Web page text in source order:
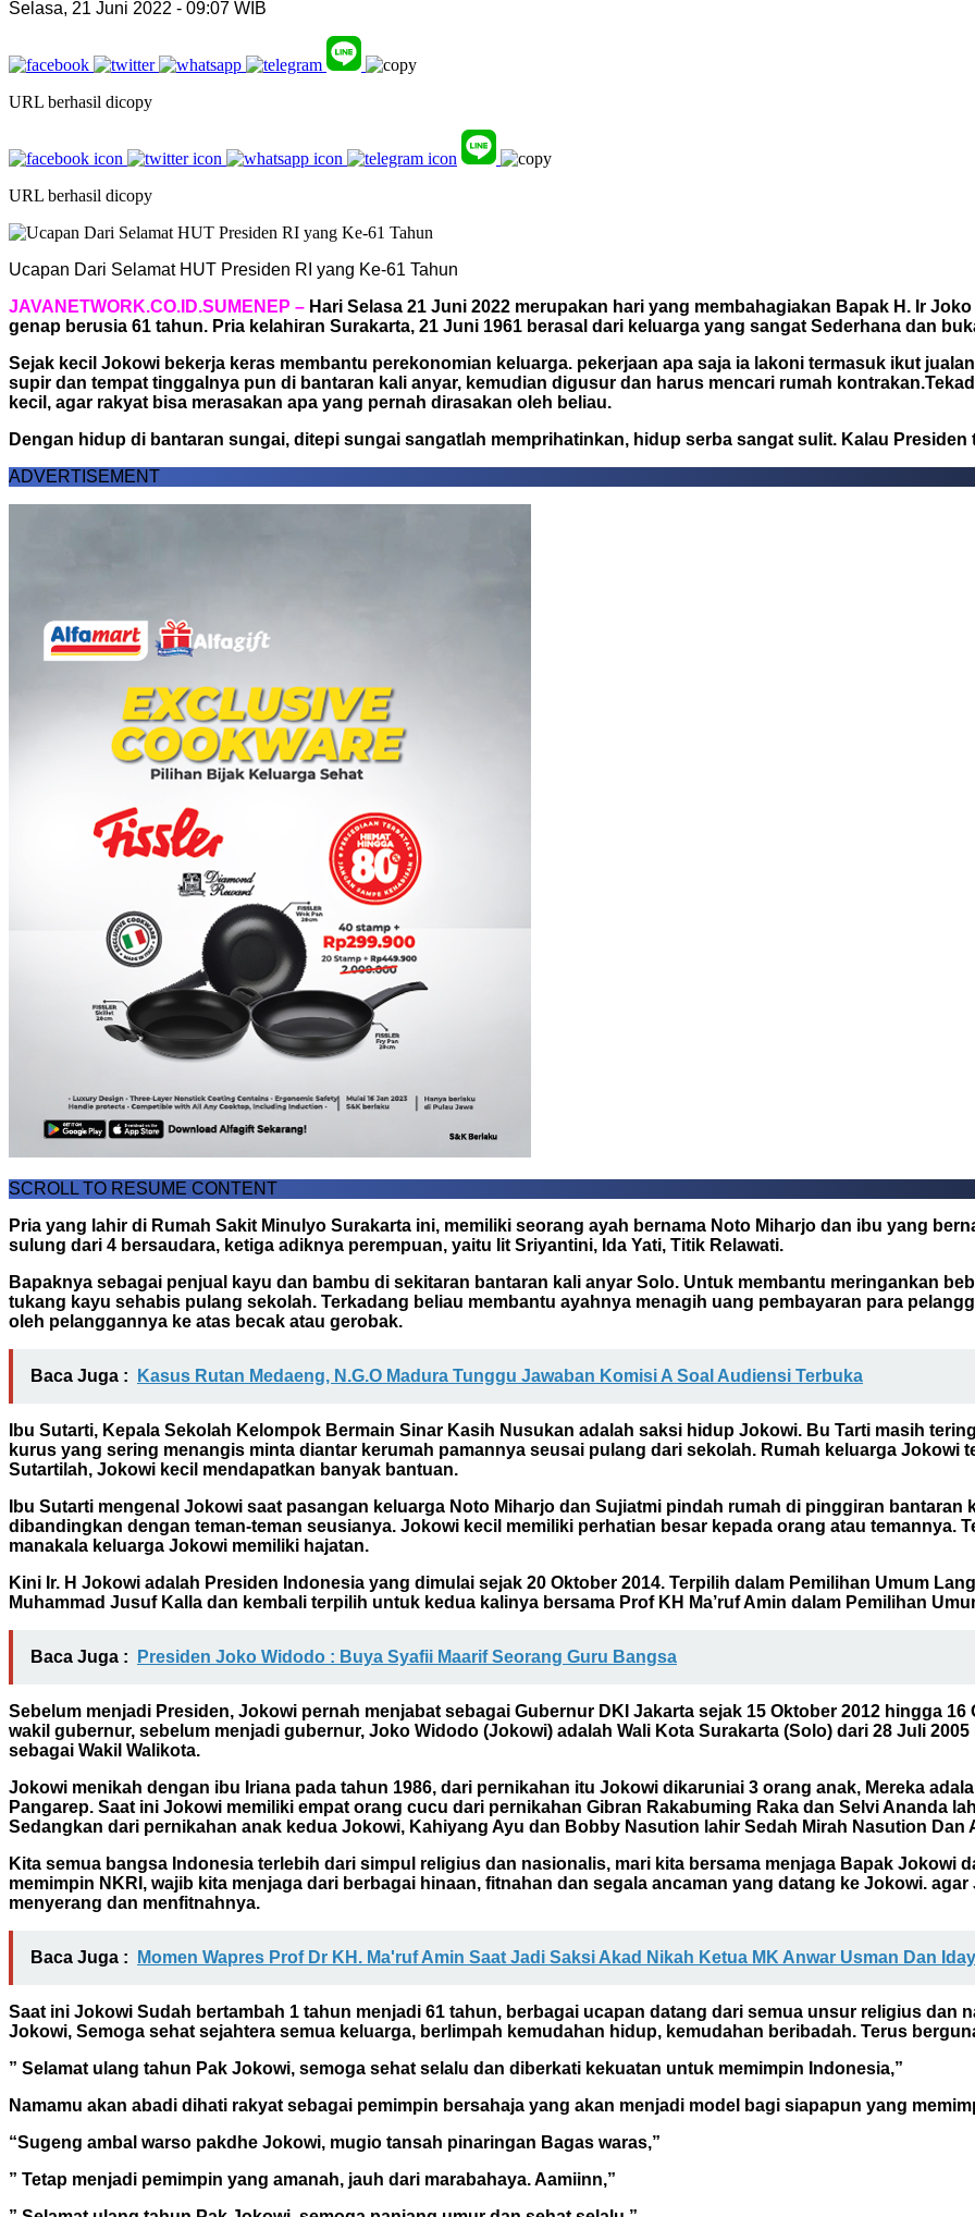
Selasa, 21 Juni 2022 - 09:07 WIB
URL berhasil dicopy
URL berhasil dicopy
Ucapan Dari Selamat HUT Presiden RI yang Ke-61 Tahun
JAVANETWORK.CO.ID.SUMENEP – Hari Selasa 21 Juni 2022 merupakan hari yang membahagiakan Bapak H. Ir
genap berusia 61 tahun. Pria kelahiran Surakarta, 21 Juni 1961 berasal dari keluarga yang sangat Sederhana dan
Sejak kecil Jokowi bekerja keras membantu perekonomian keluarga. pekerjaan apa saja ia lakoni termasuk ikut
supir dan tempat tinggalnya pun di bantaran kali anyar, kemudian digusur dan harus mencari rumah
kecil, agar rakyat bisa merasakan apa yang pernah dirasakan oleh beliau.
Dengan hidup di bantaran sungai, ditepi sungai sangatlah memprihatinkan, hidup serba sangat sulit. Kalau
ADVERTISEMENT
SCROLL TO RESUME CONTENT
Pria yang lahir di Rumah Sakit Minulyo Surakarta ini, memiliki seorang ayah bernama Noto Miharjo dan ibu yang
sulung dari 4 bersaudara, ketiga adiknya perempuan, yaitu Iit Sriyantini, Ida Yati, Titik Relawati.
Bapaknya sebagai penjual kayu dan bambu di sekitaran bantaran kali anyar Solo. Untuk membantu meringankan
tukang kayu sehabis pulang sekolah. Terkadang beliau membantu ayahnya menagih uang pembayaran para
oleh pelanggannya ke atas becak atau gerobak.
Baca Juga : Kasus Rutan Medaeng, N.G.O Madura Tunggu Jawaban Komisi A Soal Audiensi Terbuka
Ibu Sutarti, Kepala Sekolah Kelompok Bermain Sinar Kasih Nusukan adalah saksi hidup Jokowi. Bu Tarti masih
kurus yang sering menangis minta diantar kerumah pamannya seusai pulang dari sekolah. Rumah keluarga Jokowi
Sutartilah, Jokowi kecil mendapatkan banyak bantuan.
Ibu Sutarti mengenal Jokowi saat pasangan keluarga Noto Miharjo dan Sujiatmi pindah rumah di pinggiran
dibandingkan dengan teman-teman seusianya. Jokowi kecil memiliki perhatian besar kepada orang atau temannya.
manakala keluarga Jokowi memiliki hajatan.
Kini Ir. H Jokowi adalah Presiden Indonesia yang dimulai sejak 20 Oktober 2014. Terpilih dalam Pemilihan Umum
Muhammad Jusuf Kalla dan kembali terpilih untuk kedua kalinya bersama Prof KH Ma’ruf Amin dalam Pemilihan
Baca Juga : Presiden Joko Widodo : Buya Syafii Maarif Seorang Guru Bangsa
Sebelum menjadi Presiden, Jokowi pernah menjabat sebagai Gubernur DKI Jakarta sejak 15 Oktober 2012 hingga
wakil gubernur, sebelum menjadi gubernur, Joko Widodo (Jokowi) adalah Wali Kota Surakarta (Solo) dari 28 Juli
sebagai Wakil Walikota.
Jokowi menikah dengan ibu Iriana pada tahun 1986, dari pernikahan itu Jokowi dikaruniai 3 orang anak, Mereka
Pangarep. Saat ini Jokowi memiliki empat orang cucu dari pernikahan Gibran Rakabuming Raka dan Selvi Ananda
Sedangkan dari pernikahan anak kedua Jokowi, Kahiyang Ayu dan Bobby Nasution lahir Sedah Mirah Nasution Dan
Kita semua bangsa Indonesia terlebih dari simpul religius dan nasionalis, mari kita bersama menjaga Bapak Jokowi
memimpin NKRI, wajib kita menjaga dari berbagai hinaan, fitnahan dan segala ancaman yang datang ke Jokowi.
menyerang dan menfitnahnya.
Baca Juga : Momen Wapres Prof Dr KH. Ma'ruf Amin Saat Jadi Saksi Akad Nikah Ketua MK Anwar Usman Dan
Saat ini Jokowi Sudah bertambah 1 tahun menjadi 61 tahun, berbagai ucapan datang dari semua unsur religius dan
Jokowi, Semoga sehat sejahtera semua keluarga, berlimpah kemudahan hidup, kemudahan beribadah. Terus
” Selamat ulang tahun Pak Jokowi, semoga sehat selalu dan diberkati kekuatan untuk memimpin Indonesia,”
Namamu akan abadi dihati rakyat sebagai pemimpin bersahaja yang akan menjadi model bagi siapapun yang
“Sugeng ambal warso pakdhe Jokowi, mugio tansah pinaringan Bagas waras,”
” Tetap menjadi pemimpin yang amanah, jauh dari marabahaya. Aamiinn,”